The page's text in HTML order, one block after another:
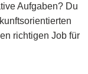
Aufgaben? Du
richtigen Job für